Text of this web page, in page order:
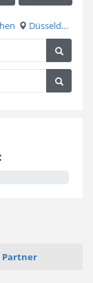
Düsseldorf
Partner